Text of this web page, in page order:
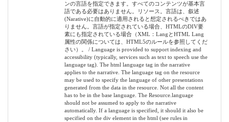
ンの言語を指定できます。すべてのコンテンツが基本言
語である必要はありません。リソース。言語は、叙述
(Narative)に自動的に適用されると想定されるべきではあ
りません。言語が指定されている場合、HTMLのDIV要
素にも指定されている場合（XML：LangとHTML Lang
属性の関係については、HTML5のルールを参照してくだ
さい）。 / Language is provided to support indexing and
accessibility (typically, services such as text to speech use the
language tag). The html language tag in the narrative
applies to the narrative. The language tag on the resource
may be used to specify the language of other presentations
generated from the data in the resource. Not all the content
has to be in the base language. The Resource.language
should not be assumed to apply to the narrative
automatically. If a language is specified, it should it also be
specified on the div element in the html (see rules in